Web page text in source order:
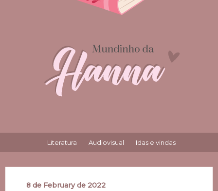
Literatura Audiovisual Idas e vindas
8 de February de 2022